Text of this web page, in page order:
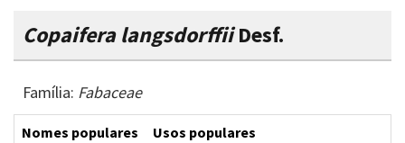
Copaifera langsdorffiiDesf.
Família: Fabaceae
Nomes populares
Usos populares